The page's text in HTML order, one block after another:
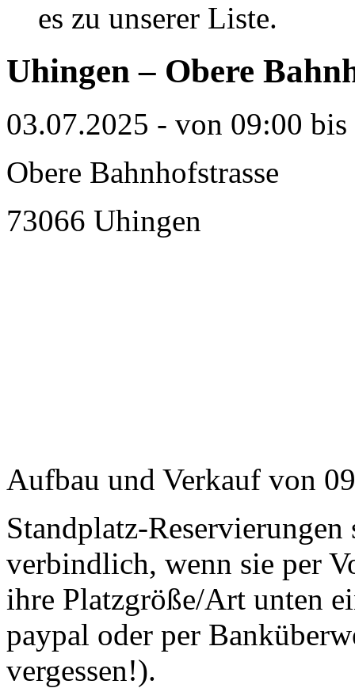
es zu unserer Liste.
Uhingen – Obere
03.07.2025 - von 09:00
Obere Bahnhofstrasse
73066 Uhingen
Aufbau und Verkauf von
Standplatz-
verbindlich, wenn sie per
ihre Platzgröße/Art unten
paypal oder per
vergessen!).